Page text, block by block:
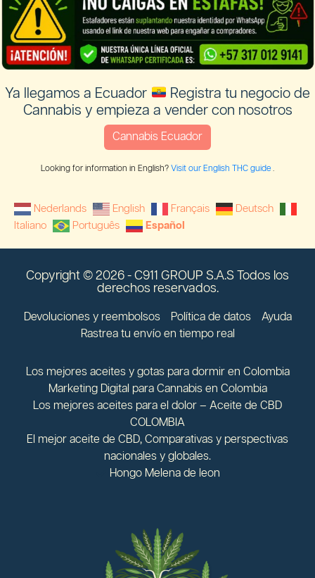
Ya llegamos a Ecuador
Registra tu negocio de
Cannabis y empieza a vender con nosotros
Cannabis Ecuador
Looking for information in English? Visit our English THC guide .
Nederlands English Français
Deutsch
Italiano
Português Español
Copyright © 2026 - C911 GROUP S.A.S Todos los
derechos reservados.
Devoluciones y reembolsos Política de datos
Ayuda
Rastrea tu envío en tiempo real
Los mejores aceites y gotas para dormir en Colombia
Marketing Digital para Cannabis en Colombia
Los mejores aceites para el dolor – Aceite de CBD
COLOMBIA
El mejor aceite de CBD, Comparativas y perspectivas
nacionales y globales.
Hongo Melena de leon